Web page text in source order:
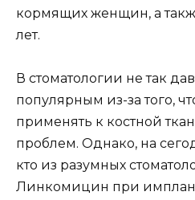
кормящих женщин, а
лет.
В стоматологии не так
популярным из-за того,
применять к костной
проблем. Однако, на
кто из разумных
Линкомицин при